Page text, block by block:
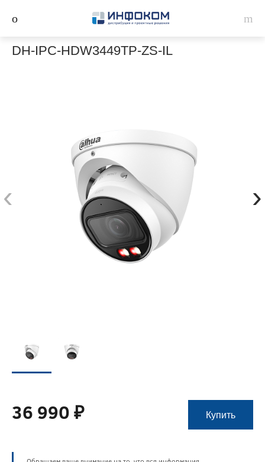
DH-IPC-HDW3449TP-ZS-IL
‹ ›
36 990 ₽ Купить